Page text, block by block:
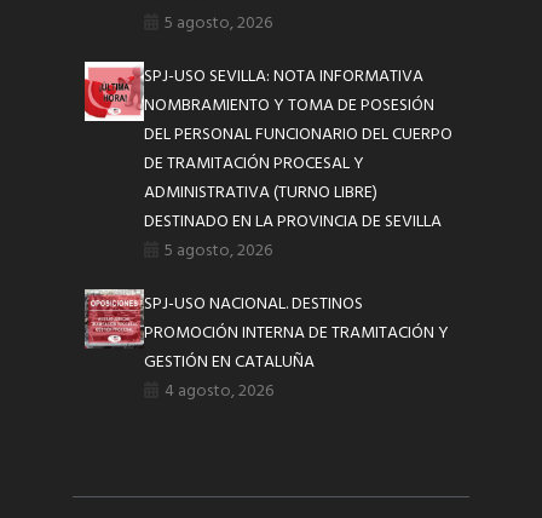
5 agosto, 2026
SPJ-USO SEVILLA: NOTA INFORMATIVA
NOMBRAMIENTO Y TOMA DE POSESIÓN
DEL PERSONAL FUNCIONARIO DEL CUERPO
DE TRAMITACIÓN PROCESAL Y
ADMINISTRATIVA (TURNO LIBRE)
DESTINADO EN LA PROVINCIA DE SEVILLA
5 agosto, 2026
SPJ-USO NACIONAL. DESTINOS
PROMOCIÓN INTERNA DE TRAMITACIÓN Y
GESTIÓN EN CATALUÑA
4 agosto, 2026